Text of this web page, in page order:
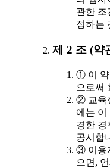
관한 조
정하는
제 2 조 (약
① 이 약
으로써
② 교육
에는 이
경한 경
공시합
③ 이용
으면,